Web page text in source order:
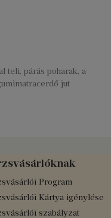
teli, párás poharak, a
jut
Program
Kártya igénylése
szabályzat